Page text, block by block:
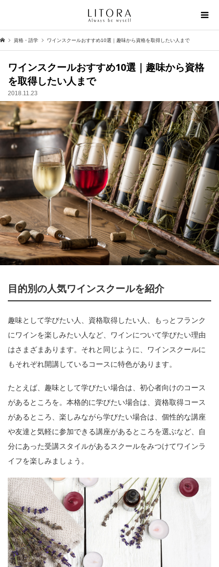
資格・語学 ワインスクールおすすめ10選｜趣味から資格を取得したい人まで
ワインスクールおすすめ10選｜趣味から資格
を取得したい人まで
2018.11.23
目的別の人気ワインスクールを紹介
趣味として学びたい人、資格取得したい人、もっとフランク
にワインを楽しみたい人など、ワインについて学びたい理由
はさまざまあります。それと同じように、ワインスクールに
もそれぞれ開講しているコースに特色があります。
たとえば、趣味として学びたい場合は、初心者向けのコース
があるところを。本格的に学びたい場合は、資格取得コース
があるところ、楽しみながら学びたい場合は、個性的な講座
や友達と気軽に参加できる講座があるところを選ぶなど、自
分にあった受講スタイルがあるスクールをみつけてワインラ
イフを楽しみましょう。